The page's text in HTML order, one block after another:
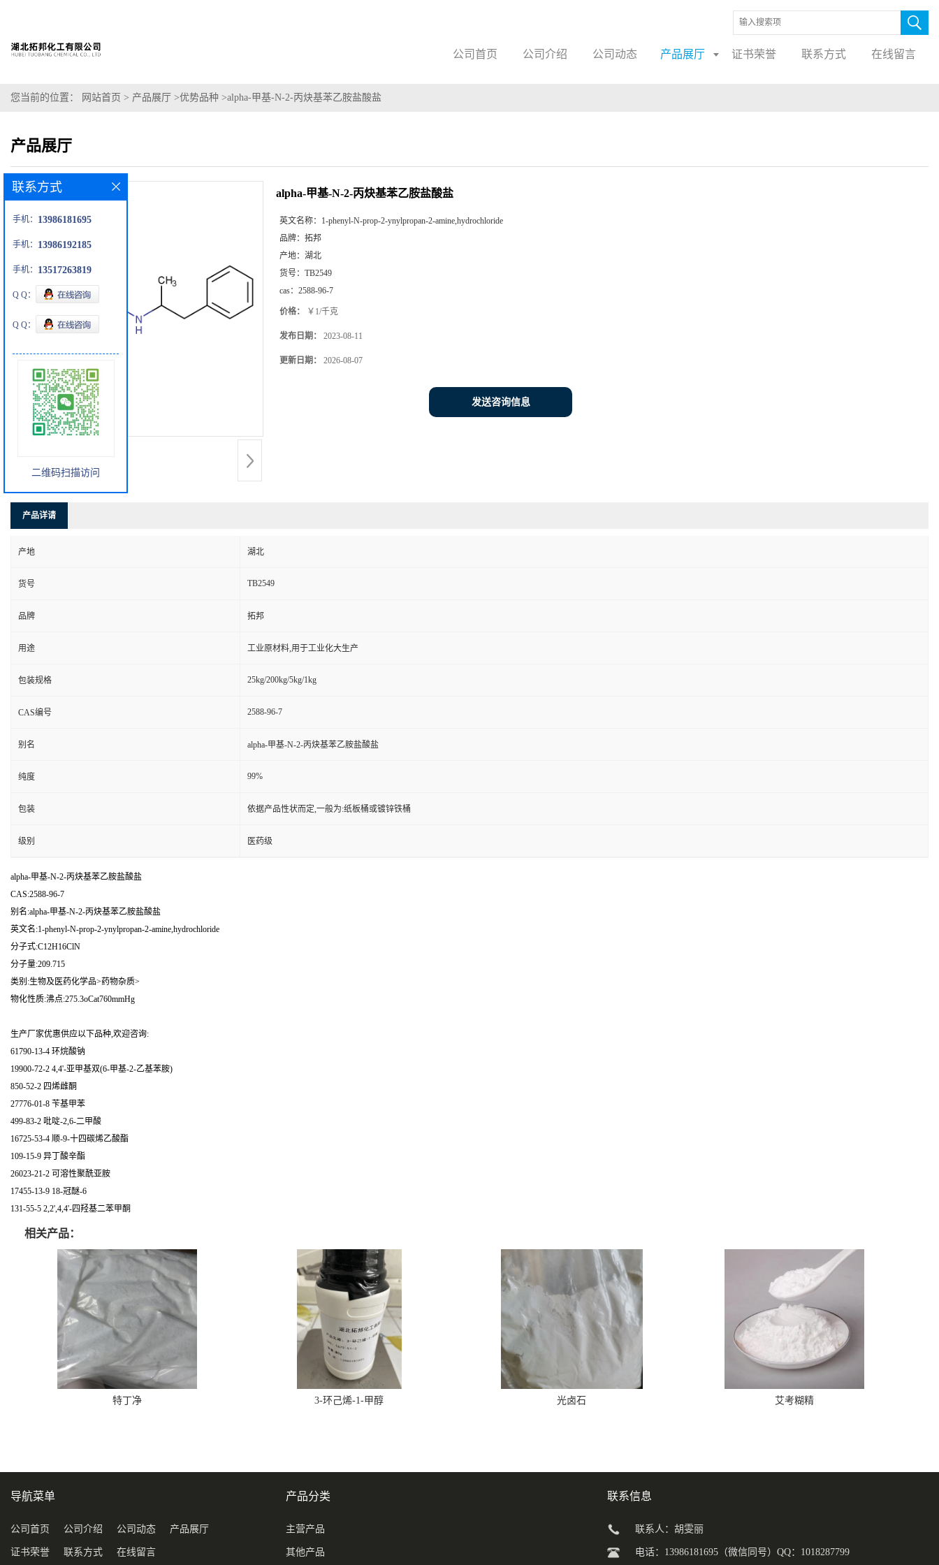
公司首页 公司介绍 公司动态 产品展厅 证书荣誉 联系方式 在线留言
您当前的位置： 网站首页 > 产品展厅 >优势品种 >alpha-甲基-N-2-丙炔基苯乙胺盐酸盐
产品展厅
alpha-甲基-N-2-丙炔基苯乙胺盐酸盐
英文名称： 1-phenyl-N-prop-2-ynylpropan-2-amine,hydrochloride
品牌： 拓邦
产地： 湖北
货号： TB2549
cas： 2588-96-7
价格： ￥1/千克
发布日期： 2023-08-11
更新日期： 2026-08-07
发送咨询信息
产品详请
产地 湖北
货号 TB2549
品牌 拓邦
用途 工业原材料,用于工业化大生产
包装规格 25kg/200kg/5kg/1kg
CAS编号 2588-96-7
别名 alpha-甲基-N-2-丙炔基苯乙胺盐酸盐
纯度 99%
包装 依据产品性状而定,一般为:纸板桶或镀锌铁桶
级别 医药级
alpha-甲基-N-2-丙炔基苯乙胺盐酸盐
CAS:2588-96-7
别名:alpha-甲基-N-2-丙炔基苯乙胺盐酸盐
英文名:1-phenyl-N-prop-2-ynylpropan-2-amine,hydrochloride
分子式:C12H16ClN
分子量:209.715
类别:生物及医药化学品>药物杂质>
物化性质:沸点:275.3oCat760mmHg
生产厂家优惠供应以下品种,欢迎咨询:
61790-13-4 环烷酸钠
19900-72-2 4,4'-亚甲基双(6-甲基-2-乙基苯胺)
850-52-2 四烯雌酮
27776-01-8 苄基甲苯
499-83-2 吡啶-2,6-二甲酸
16725-53-4 顺-9-十四碳烯乙酸酯
109-15-9 异丁酸辛酯
26023-21-2 可溶性聚酰亚胺
17455-13-9 18-冠醚-6
131-55-5 2,2',4,4'-四羟基二苯甲酮
相关产品：
特丁净 3-环己烯-1-甲醇 光卤石 艾考糊精
联系方式
手机： 13986181695
手机： 13986192185
手机： 13517263819
Q Q：
Q Q：
二维码扫描访问
导航菜单
公司首页 公司介绍 公司动态 产品展厅
证书荣誉 联系方式 在线留言
产品分类
主营产品
其他产品
联系信息
联系人：胡雯丽
电话：13986181695（微信同号）QQ：1018287799